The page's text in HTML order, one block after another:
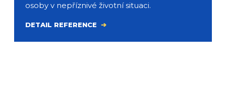
osoby v nepříznivé životní situaci.
DETAIL REFERENCE